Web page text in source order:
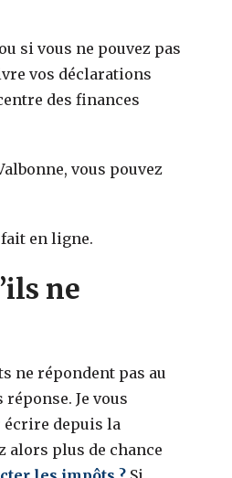
si vous ne pouvez pas
vos déclarations
des finances
vous pouvez
en ligne.
ne
ne répondent pas au
Je vous
écrire depuis la
alors plus de chance